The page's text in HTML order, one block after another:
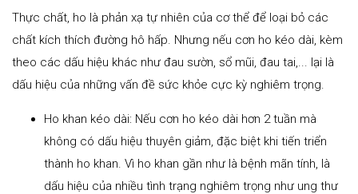
Thực chất, ho là phản xạ tự nhiên của cơ thể để loại bỏ các
chất kích thích đường hô hấp. Nhưng nếu cơn ho kéo dài, kèm
theo các dấu hiệu khác như đau sườn, sổ mũi, đau tai,... lại là
dấu hiệu của những vấn đề sức khỏe cực kỳ nghiêm trọng.
Ho khan kéo dài: Nếu cơn ho kéo dài hơn 2 tuần mà
không có dấu hiệu thuyên giảm, đặc biệt khi tiến triển
thành ho khan. Vì ho khan gần như là bệnh mãn tính, là
dấu hiệu của nhiều tình trạng nghiêm trọng như ung thư